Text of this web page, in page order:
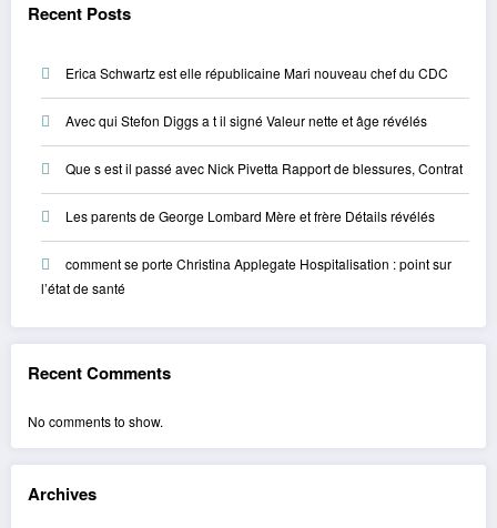
Recent Posts
Erica Schwartz est elle républicaine Mari nouveau chef du CDC
Avec qui Stefon Diggs a t il signé Valeur nette et âge révélés
Que s est il passé avec Nick Pivetta Rapport de blessures, Contrat
Les parents de George Lombard Mère et frère Détails révélés
comment se porte Christina Applegate Hospitalisation : point sur
l’état de santé
Recent Comments
No comments to show.
Archives